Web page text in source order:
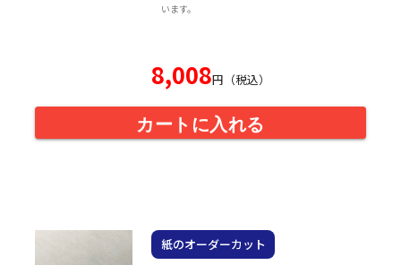
います。
8,008円（税込）
カートに入れる
紙のオーダーカット